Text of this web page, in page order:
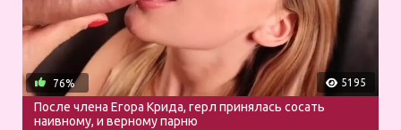
5195
76%
После члена Егора Крида, герл принялась сосать
наивному, и верному парню